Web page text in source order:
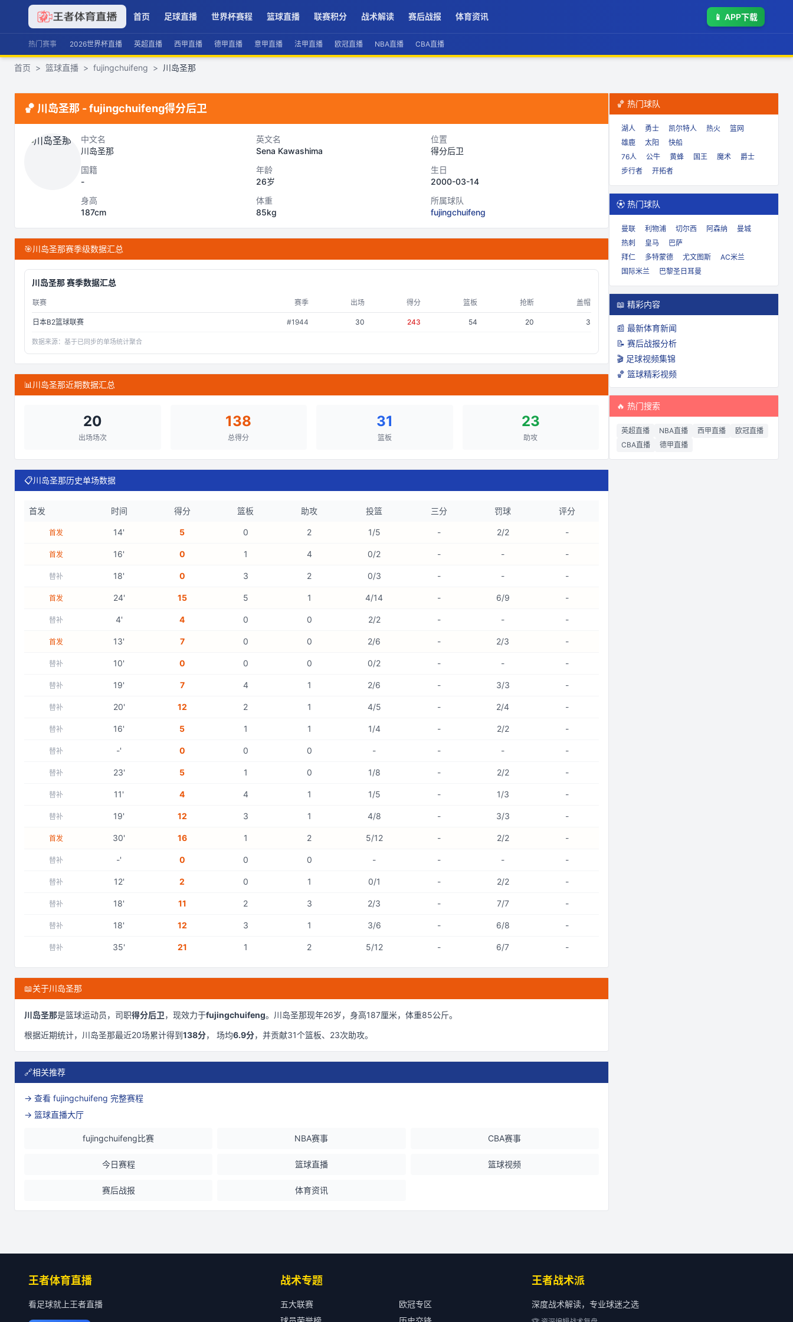
首页 足球直播 世界杯赛程 篮球直播 联赛积分 战术解读 赛后战报 体育资讯 📱 APP下载
热门赛事 2026世界杯直播 英超直播 西甲直播 德甲直播 意甲直播 法甲直播 欧冠直播 NBA直播 CBA直播
首页 > 篮球直播 > fujingchuifeng > 川岛圣那
🏀 川岛圣那 -fujingchuifeng得分后卫
中文名
川岛圣那
英文名
Sena Kawashima
位置
得分后卫
国籍
-
年龄
26岁
生日
2000-03-14
身高
187cm
体重
85kg
所属球队
fujingchuifeng
🎯川岛圣那赛季级数据汇总
川岛圣那赛季数据汇总
联赛 赛季 出场 得分 篮板 抢断 盖帽
日本B2篮球联赛 #1944 30 243 54 20 3
数据来源： 基于已同步的单场统计聚合
📊 川岛圣那近期数据汇总
20
出场场次
138
总得分
31
篮板
23
助攻
📋川岛圣那历史单场数据
首发 时间 得分 篮板 助攻 投篮 三分 罚球 评分
首发 14' 5 0 2 1/5 - 2/2 -
首发 16' 0 1 4 0/2 - - -
替补 18' 0 3 2 0/3 - - -
首发 24' 15 5 1 4/14 - 6/9 -
替补 4' 4 0 0 2/2 - - -
首发 13' 7 0 0 2/6 - 2/3 -
替补 10' 0 0 0 0/2 - - -
替补 19' 7 4 1 2/6 - 3/3 -
替补 20' 12 2 1 4/5 - 2/4 -
替补 16' 5 1 1 1/4 - 2/2 -
替补 -' 0 0 0 - - - -
替补 23' 5 1 0 1/8 - 2/2 -
替补 11' 4 4 1 1/5 - 1/3 -
替补 19' 12 3 1 4/8 - 3/3 -
首发 30' 16 1 2 5/12 - 2/2 -
替补 -' 0 0 0 - - - -
替补 12' 2 0 1 0/1 - 2/2 -
替补 18' 11 2 3 2/3 - 7/7 -
替补 18' 12 3 1 3/6 - 6/8 -
替补 35' 21 1 2 5/12 - 6/7 -
📖关于川岛圣那
川岛圣那是篮球运动员，司职得分后卫，现效力于fujingchuifeng。 川岛圣那现年26岁，身高187厘米，体重85公斤。
根据近期统计， 川岛圣那最近20场累计得到138分， 场均6.9分，并贡献31个篮板、 23次助攻。
🔗相关推荐
→ 查看 fujingchuifeng 完整赛程
→ 篮球直播大厅
fujingchuifeng比赛 NBA赛事 CBA赛事
今日赛程 篮球直播 篮球视频
赛后战报 体育资讯
🏀 热门球队
湖人 勇士 凯尔特人 热火
篮网
雄鹿
太阳
快船
76人
公牛 黄蜂 国王 魔术
爵士
步行者
开拓者
⚽ 热门球队
曼联 利物浦 切尔西 阿森纳
曼城
热刺
皇马
巴萨
拜仁
多特蒙德 尤文图斯
AC米兰
国际米兰
巴黎圣日耳曼
📖 精彩内容
📰 最新体育新闻
📝 赛后战报分析
🎬 足球视频集锦
🏀 篮球精彩视频
🔥 热门搜索
英超直播 NBA直播 西甲直播
欧冠直播
CBA直播
德甲直播
王者体育直播
看足球就上王者直播
战术专题
五大联赛
欧冠专区
王者战术派
深度战术解读，专业球迷之选